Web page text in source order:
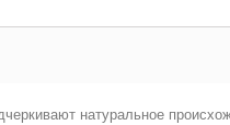
натуральное